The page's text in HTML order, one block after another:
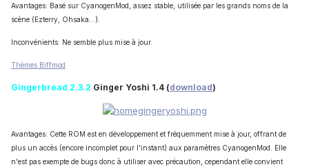
Avantages: Basé sur CyanogenMod, assez stable, utilisée par les grands noms de la
scène (Ezterry, Ohsaka...).
Inconvénients: Ne semble plus mise à jour.
Thèmes Biffmod
Gingerbread 2.3.2 Ginger Yoshi 1.4 (download)
Avantages: Cette ROM est en développement et fréquemment mise à jour, offrant de
plus un accès (encore incomplet pour l'instant) aux paramètres CyanogenMod. Elle
n'est pas exempte de bugs donc à utiliser avec précaution, cependant elle convient